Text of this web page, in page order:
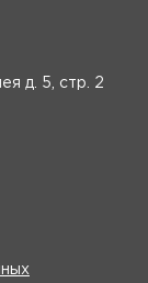
д. 5, стр. 2